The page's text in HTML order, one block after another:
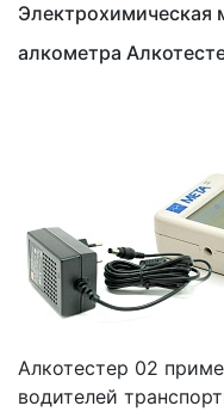
Электрохимическая
алкометра
Алкотестер 02
водителей